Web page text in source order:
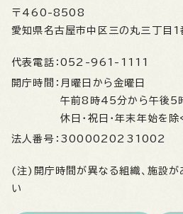
〒460-8508
愛知県名古屋市中区三の丸三丁目1
代表電話： 052-961-1111
開庁時間： 月曜日から金曜日
午前8時45分から午後5
休日・祝日・年末年始を除
法人番号： 3000020231002
(注)開庁時間が異なる組織、施設が
い